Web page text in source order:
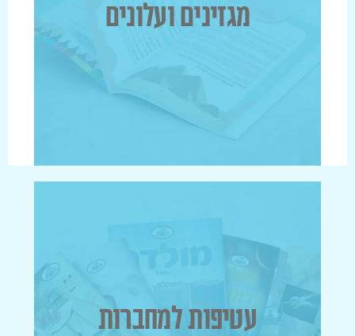
מגזינים ועלונים
מגזינים ועלונים>>
עטיפות למחברות